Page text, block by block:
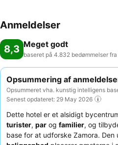
Anmeldelser
8,3 Meget godt
baseret på 4.832 bedømmelser
Opsummering af
Opsummeret vha. kunstig intelligens
Senest opdateret: 29 May 2026
Dette hotel er et alsidigt
turister, par og familier, og
base for at udforske Zamora.